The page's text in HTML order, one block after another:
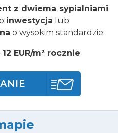
z dwiema sypialniami
inwestycja lub
o wysokim standardzie.
EUR/m² rocznie